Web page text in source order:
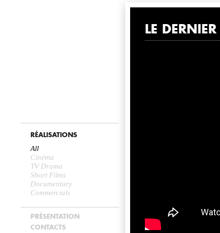
RÉALISATIONS
All
Cinéma
TV Drama
Short Films
Documentary
Commercials
PRÉSENTATION
CONTACTS
LE